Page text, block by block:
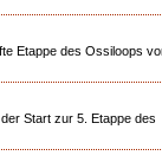
Etappe des Ossiloops
Start zur 5. Etappe des